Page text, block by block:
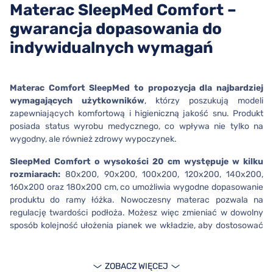
Materac SleepMed Comfort –
gwarancja dopasowania do
indywidualnych wymagań
Materac Comfort SleepMed to propozycja dla najbardziej
wymagających użytkowników, którzy poszukują modeli
zapewniających komfortową i higieniczną jakość snu. Produkt
posiada status wyrobu medycznego, co wpływa nie tylko na
wygodny, ale również zdrowy wypoczynek.
SleepMed Comfort o wysokości 20 cm występuje w kilku
rozmiarach: 80x200, 90x200, 100x200, 120x200, 140x200,
160x200 oraz 180x200 cm, co umożliwia wygodne dopasowanie
produktu do ramy łóżka. Nowoczesny materac pozwala na
regulację twardości podłoża. Możesz więc zmieniać w dowolny
sposób kolejność ułożenia pianek we wkładzie, aby dostosować
Materac Comfort dla najbardziej
ZOBACZ WIĘCEJ